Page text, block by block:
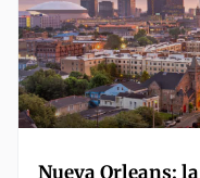
Nueva Orleans: